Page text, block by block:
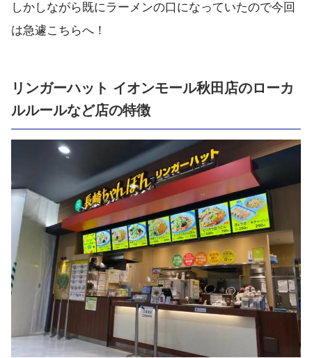
しかしながら既にラーメンの口になっていたので今回
は急遽こちらへ！
リンガーハット イオンモール秋田店のローカ
ルルールなど店の特徴